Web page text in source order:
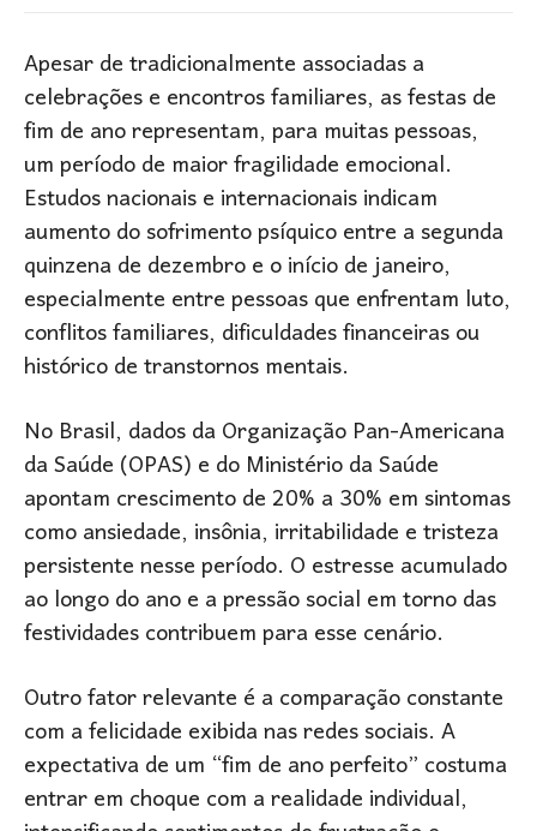
Apesar de tradicionalmente associadas a
celebrações e encontros familiares, as festas de
fim de ano representam, para muitas pessoas,
um período de maior fragilidade emocional.
Estudos nacionais e internacionais indicam
aumento do sofrimento psíquico entre a segunda
quinzena de dezembro e o início de janeiro,
especialmente entre pessoas que enfrentam luto,
conflitos familiares, dificuldades financeiras ou
histórico de transtornos mentais.
No Brasil, dados da Organização Pan-Americana
da Saúde (OPAS) e do Ministério da Saúde
apontam crescimento de 20% a 30% em sintomas
como ansiedade, insônia, irritabilidade e tristeza
persistente nesse período. O estresse acumulado
ao longo do ano e a pressão social em torno das
festividades contribuem para esse cenário.
Outro fator relevante é a comparação constante
com a felicidade exibida nas redes sociais. A
expectativa de um “fim de ano perfeito” costuma
entrar em choque com a realidade individual,